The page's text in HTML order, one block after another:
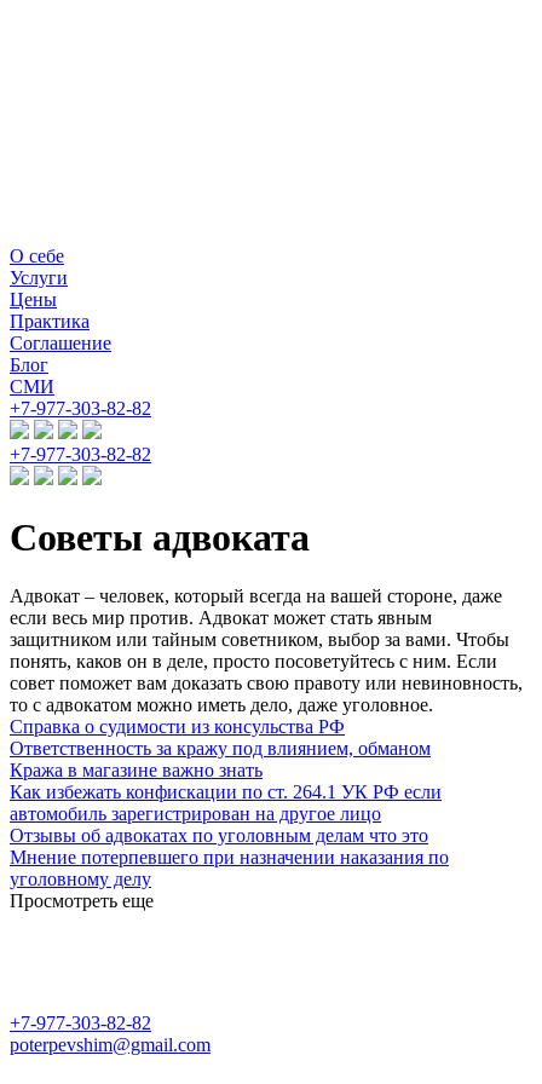
О себе
Услуги
Цены
Практика
Соглашение
Блог
СМИ
+7-977-303-82-82
+7-977-303-82-82
Советы адвоката
Адвокат – человек, который всегда на вашей стороне, даже
если весь мир против. Адвокат может стать явным
защитником или тайным советником, выбор за вами. Чтобы
понять, каков он в деле, просто посоветуйтесь с ним. Если
совет поможет вам доказать свою правоту или невиновность,
то с адвокатом можно иметь дело, даже уголовное.
Справка о судимости из консульства РФ
Ответственность за кражу под влиянием, обманом
Кража в магазине важно знать
Как избежать конфискации по ст. 264.1 УК РФ если
автомобиль зарегистрирован на другое лицо
Отзывы об адвокатах по уголовным делам что это
Мнение потерпевшего при назначении наказания по
уголовному делу
Просмотреть еще
+7-977-303-82-82
poterpevshim@gmail.com